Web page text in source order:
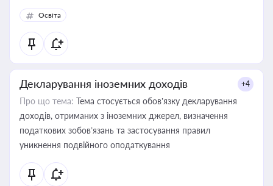
Освіта
Декларування іноземних доходів +4
Про що тема: Тема стосується обов’язку декларування
доходів, отриманих з іноземних джерел, визначення
податкових зобов’язань та застосування правил
уникнення подвійного оподаткування